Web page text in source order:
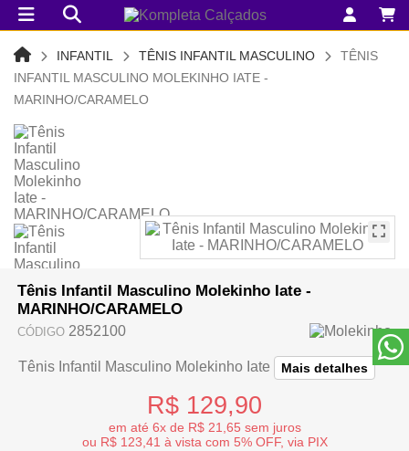
INFANTIL TÊNIS INFANTIL MASCULINO
TÊNIS
INFANTIL MASCULINO MOLEKINHO IATE -
MARINHO/CARAMELO
Tênis Infantil Masculino Molekinho Iate -
MARINHO/CARAMELO
CÓDIGO 2852100
Tênis Infantil Masculino Molekinho Iate Mais detalhes
R$ 129,90
em até 6x de R$ 21,65 sem juros
ou R$ 123,41 à vista com 5% OFF, via PIX